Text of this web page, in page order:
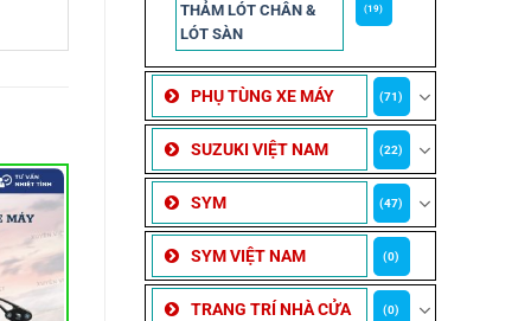
THẢM LÓT CHÂN &
LÓT SÀN
(19)
PHỤ TÙNG XE MÁY (71)
SUZUKI VIỆT NAM (22)
SYM (47)
SYM VIỆT NAM (0)
TRANG TRÍ NHÀ CỬA (0)